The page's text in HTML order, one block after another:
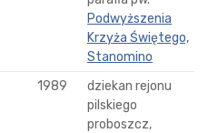
Podwyższenia
Krzyża Świętego,
Stanomino
1989
dziekan rejonu
pilskiego
proboszcz,